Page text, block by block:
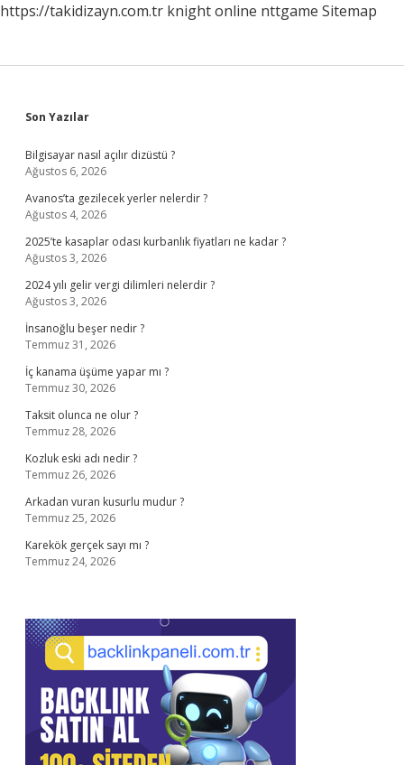
https://takidizayn.com.tr knight online nttgame Sitemap
Sidebar
Son Yazılar
Bilgisayar nasıl açılır dizüstü ?
Ağustos 6, 2026
Avanos’ta gezilecek yerler nelerdir ?
Ağustos 4, 2026
2025’te kasaplar odası kurbanlık fiyatları ne kadar ?
Ağustos 3, 2026
2024 yılı gelir vergi dilimleri nelerdir ?
Ağustos 3, 2026
İnsanoğlu beşer nedir ?
Temmuz 31, 2026
İç kanama üşüme yapar mı ?
Temmuz 30, 2026
Taksit olunca ne olur ?
Temmuz 28, 2026
Kozluk eski adı nedir ?
Temmuz 26, 2026
Arkadan vuran kusurlu mudur ?
Temmuz 25, 2026
Karekök gerçek sayı mı ?
Temmuz 24, 2026